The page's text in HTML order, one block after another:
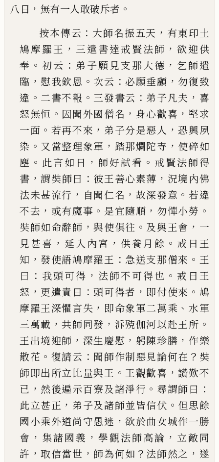
八日 ， 無有一人敢破斥者 。
按本傳云 ： 大師名振五天 ， 有東印土
鳩摩羅王 ， 三遣書達戒賢法師 ， 欲迎供
奉 。 初云 ： 弟子願見支那大德 ， 乞師遣
臨 ， 慰我欽恩 。 次云 ： 必願垂顧 ， 勿復致
違 。 二書不報 。 三發書云 ： 弟子凡夫 ， 喜
怒無恒 。 因聞外國僧名 ， 身心歡喜 ， 堅求
一面 。 若再不來 ， 弟子分是惡人 ， 恐興夙
染 。 又當整理象軍 ， 踏那爛陀寺 ， 使碎如
塵 。 此言如日 ， 師好試看 。 戒賢法師得
書 ，謂奘師曰 ： 彼王善心素薄 ， 況境內佛
法未甚流行 ， 自聞仁名 ， 故深發意 。 若違
不去 ， 或有魔事 。 是宜隨順 ， 勿憚小勞 。
奘師如命辭師 ，與使俱往 。 及與王會 ， 一
見甚喜 ， 延入內宮 ， 供養月餘 。 戒日王
知 ， 發使語鳩摩羅王 ： 急送支那僧來 。 王
曰 ： 我頭可得 ， 法師不可得也 。 戒日王
怒 ， 更遣責曰 ：頭可得者 ， 即付使來 。 鳩
摩羅王深懼言失 ， 即命象軍二萬乘 、 水軍
三萬載 ，共師同發 ， 泝殑伽河以赴王所 。
王出境迎師 ， 深生慶慰 ， 躬陳珍膳 ， 作樂
散花 。 復請云 ： 聞師作制惡見論何在 ？ 奘
師即出所立比量與王 。 王觀歡喜 ，讚歎不
已 ， 然後遍示百寮及諸淨行 。 尋謂師曰 ：
此立甚正 ， 弟子及諸師並皆信伏 。 但思餘
國小乘外道尚守愚迷 ，欲於曲女城作一勝
會 ， 集諸國義 ， 學觀法師高論 ， 立敵同
許 ，取信當世 ， 師為何如 ？ 法師然之 ， 遂